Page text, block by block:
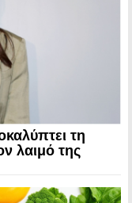
τη
λαιμό της